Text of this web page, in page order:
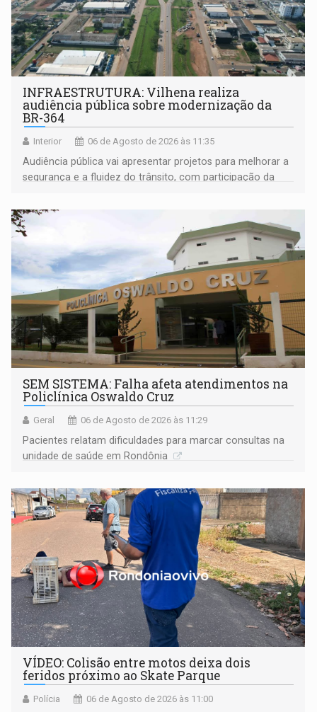
INFRAESTRUTURA: Vilhena realiza
audiência pública sobre modernização da
BR-364
Interior 06 de Agosto de 2026 às 11:35
Audiência pública vai apresentar projetos para melhorar a
segurança e a fluidez do trânsito, com participação da
SEM SISTEMA: Falha afeta atendimentos na
Policlínica Oswaldo Cruz
Geral 06 de Agosto de 2026 às 11:29
Pacientes relatam dificuldades para marcar consultas na
unidade de saúde em Rondônia
VÍDEO: Colisão entre motos deixa dois
feridos próximo ao Skate Parque
Polícia 06 de Agosto de 2026 às 11:00